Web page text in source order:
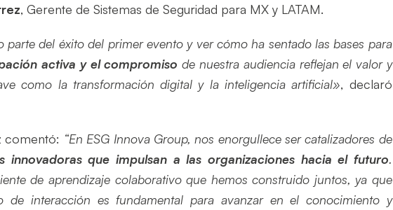
, Gerente de Sistemas de Seguridad para MX y LATAM.
parte del éxito del primer evento y ver cómo ha sentado las bases para
activa y el compromiso de nuestra audiencia reflejan el valor y
como la transformación digital y la inteligencia artificial», declaró
comentó: “En ESG Innova Group, nos enorgullece ser catalizadores de
innovadoras que impulsan a las organizaciones hacia el futuro.
de aprendizaje colaborativo que hemos construido juntos, ya que
de interacción es fundamental para avanzar en el conocimiento y